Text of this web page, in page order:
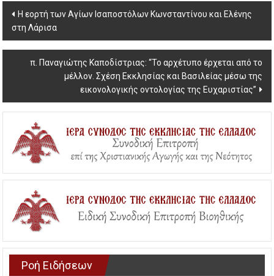
Post
navigation
Η εορτή των Αγίων Ισαποστόλων Κωνσταντίνου και Ελένης
στη Λάρισα
π. Παναγιώτης Καποδίστριας: “Το αρχέτυπο έρχεται από το
μέλλον. Σχέση Εκκλησίας και Βασιλείας μέσω της
εικονολογικής οντολογίας της Ευχαριστίας”
Ροή Ειδήσεων